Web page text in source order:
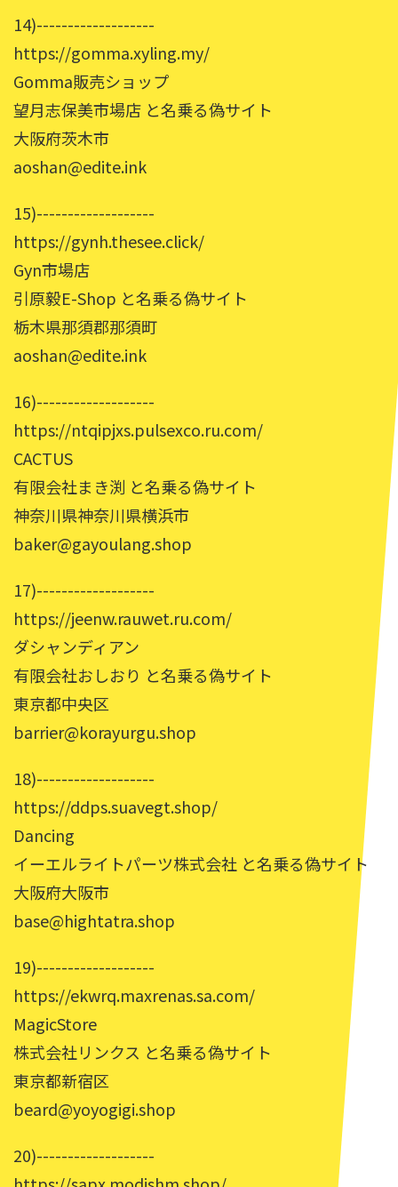
14)-------------------
https://gomma.xyling.my/
Gomma販売ショップ
望月志保美市場店 と名乗る偽サイト
大阪府茨木市
aoshan@edite.ink
15)-------------------
https://gynh.thesee.click/
Gyn市場店
引原毅E-Shop と名乗る偽サイト
栃木県那須郡那須町
aoshan@edite.ink
16)-------------------
https://ntqipjxs.pulsexco.ru.com/
CACTUS
有限会社まき渕 と名乗る偽サイト
神奈川県神奈川県横浜市
baker@gayoulang.shop
17)-------------------
https://jeenw.rauwet.ru.com/
ダシャンディアン
有限会社おしおり と名乗る偽サイト
東京都中央区
barrier@korayurgu.shop
18)-------------------
https://ddps.suavegt.shop/
Dancing
イーエルライトパーツ株式会社 と名乗る偽サイト
大阪府大阪市
base@hightatra.shop
19)-------------------
https://ekwrq.maxrenas.sa.com/
MagicStore
株式会社リンクス と名乗る偽サイト
東京都新宿区
beard@yoyogigi.shop
20)-------------------